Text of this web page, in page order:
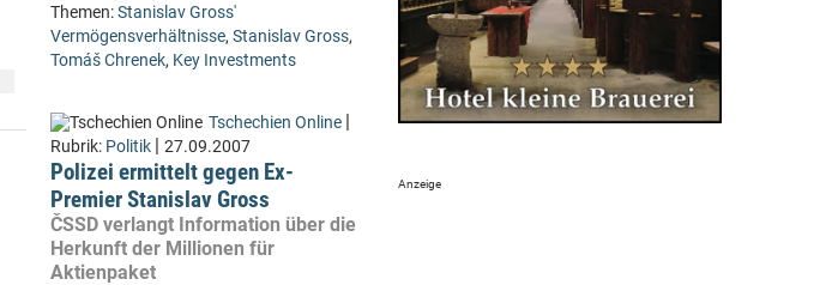
Themen:Stanislav Gross'
Vermögensverhältnisse, Stanislav Gross,
Tomáš Chrenek, Key Investments
Tschechien Online |
Rubrik: Politik | 27.09.2007
Polizei ermittelt gegen Ex-
Premier Stanislav Gross
ČSSD verlangt Information über die
Herkunft der Millionen für
Aktienpaket